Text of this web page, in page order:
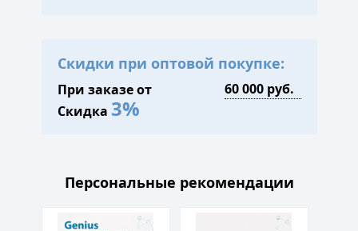
Скидки при оптовой покупке:
При заказе от
Скидка 3%
Персональные рекомендации